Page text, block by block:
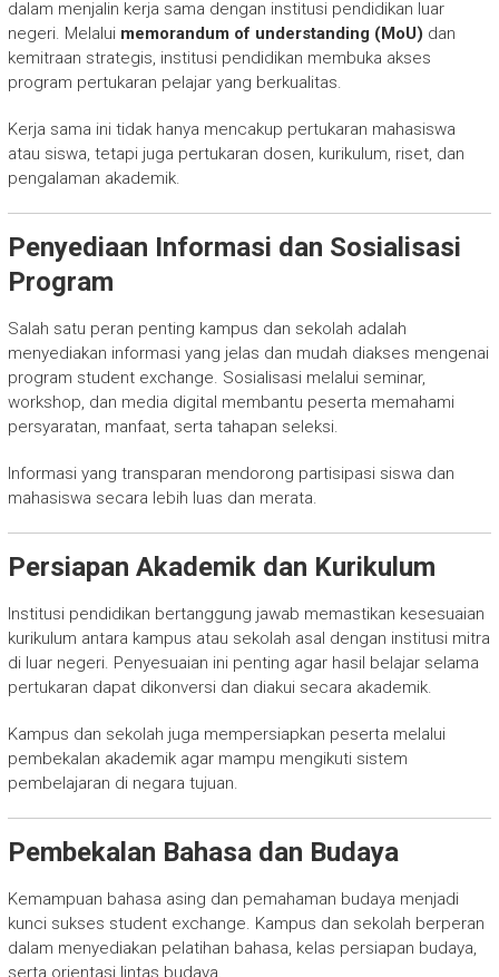
dalam menjalin kerja sama dengan institusi pendidikan luar
negeri. Melalui memorandum of understanding (MoU) dan
kemitraan strategis, institusi pendidikan membuka akses
program pertukaran pelajar yang berkualitas.
Kerja sama ini tidak hanya mencakup pertukaran mahasiswa
atau siswa, tetapi juga pertukaran dosen, kurikulum, riset, dan
pengalaman akademik.
Penyediaan Informasi dan Sosialisasi
Program
Salah satu peran penting kampus dan sekolah adalah
menyediakan informasi yang jelas dan mudah diakses mengenai
program student exchange. Sosialisasi melalui seminar,
workshop, dan media digital membantu peserta memahami
persyaratan, manfaat, serta tahapan seleksi.
Informasi yang transparan mendorong partisipasi siswa dan
mahasiswa secara lebih luas dan merata.
Persiapan Akademik dan Kurikulum
Institusi pendidikan bertanggung jawab memastikan kesesuaian
kurikulum antara kampus atau sekolah asal dengan institusi mitra
di luar negeri. Penyesuaian ini penting agar hasil belajar selama
pertukaran dapat dikonversi dan diakui secara akademik.
Kampus dan sekolah juga mempersiapkan peserta melalui
pembekalan akademik agar mampu mengikuti sistem
pembelajaran di negara tujuan.
Pembekalan Bahasa dan Budaya
Kemampuan bahasa asing dan pemahaman budaya menjadi
kunci sukses student exchange. Kampus dan sekolah berperan
dalam menyediakan pelatihan bahasa, kelas persiapan budaya,
serta orientasi lintas budaya.